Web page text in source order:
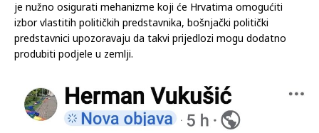
posljednjih dana izbile nakon rasprave o položaju Hrvata u
Bosni i Hercegovini i prijedlozima za izmjene izbornog
sustava.Dok dio hrvatskih političara i javnih osoba smatra da
je nužno osigurati mehanizme koji će Hrvatima omogućiti
predstavnici upozoravaju da takvi prijedlozi mogu dodatno
produbiti podjele u zemlji.